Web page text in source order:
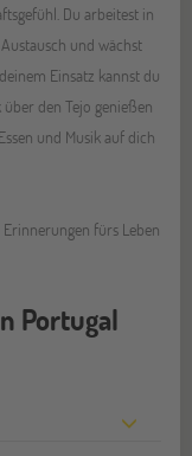
Du arbeitest in
und wächst
Einsatz kannst du
den Tejo genießen
und Musik auf dich
fürs Leben
Portugal